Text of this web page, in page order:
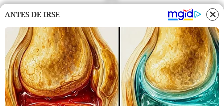
ANTES DE IRSE